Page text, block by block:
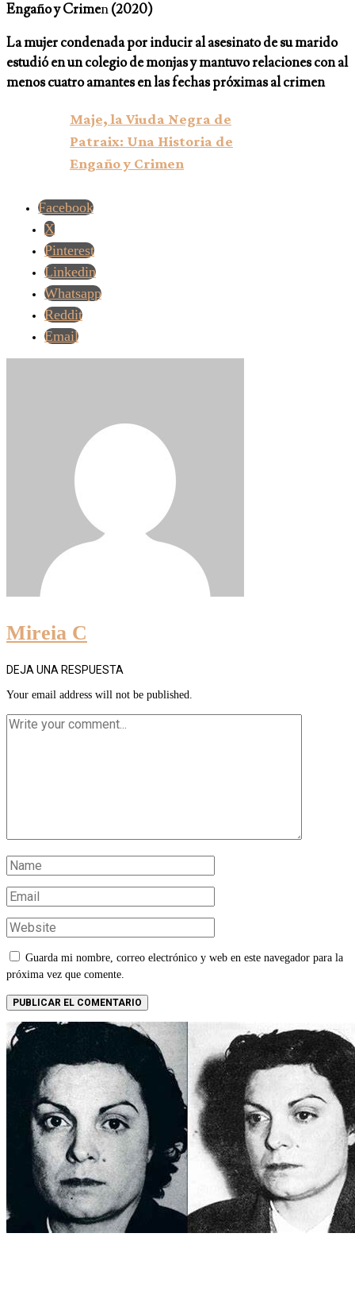
Engaño y Crimen(2020)
La mujer condenada por inducir al asesinato de su marido
estudió en un colegio de monjas y mantuvo relaciones con al
menos cuatro amantes en las fechas próximas al crimen
Maje, la Viuda Negra de
Patraix: Una Historia de
Engaño y Crimen
Facebook
X
Pinterest
Linkedin
Whatsapp
Reddit
Email
Mireia C
DEJA UNA RESPUESTA
Your email address will not be published.
Guarda mi nombre, correo electrónico y web en este navegador para la
próxima vez que comente.